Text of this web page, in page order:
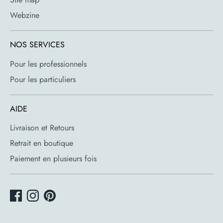
Webzine
NOS SERVICES
Pour les professionnels
Pour les particuliers
AIDE
Livraison et Retours
Retrait en boutique
Paiement en plusieurs fois